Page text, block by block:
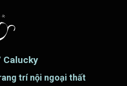
Calucky
trí nội ngoại thất